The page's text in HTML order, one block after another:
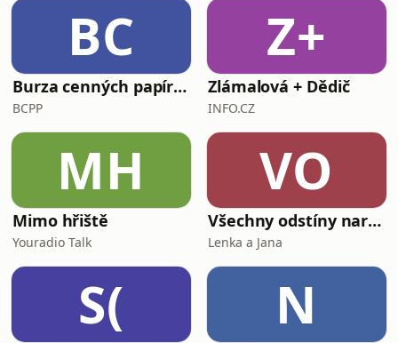
BC
Burza cenných papírů Praha
BCPP
Z+
Zlámalová + Dědič
INFO.CZ
MH
Mimo hřiště
Youradio Talk
VO
Všechny odstíny narcismu
Lenka a Jana
S( N